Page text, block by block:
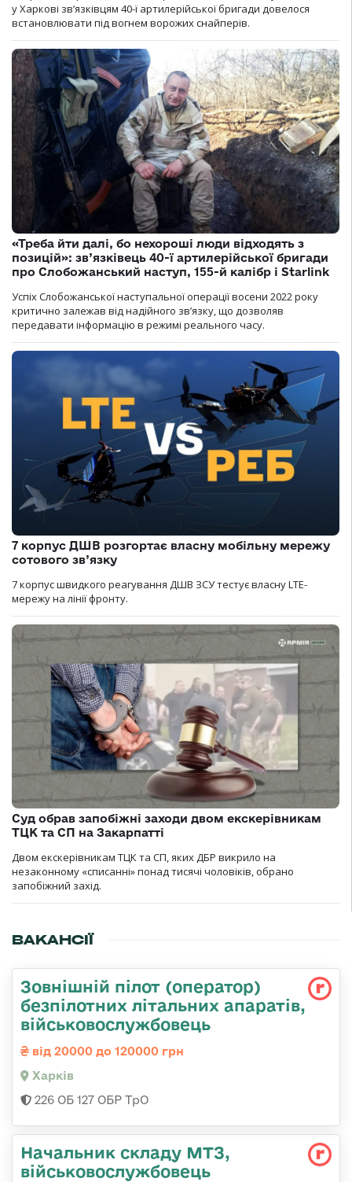
у Харкові зв’язківцям 40-ї артилерійської бригади довелося
встановлювати під вогнем ворожих снайперів.
«Треба йти далі, бо нехороші люди відходять з
позицій»: зв’язківець 40-ї артилерійської бригади
про Слобожанський наступ, 155-й калібр і Starlink
Успіх Слобожанської наступальної операції восени 2022 року
критично залежав від надійного зв’язку, що дозволяв
передавати інформацію в режимі реального часу.
7 корпус ДШВ розгортає власну мобільну мережу
сотового зв’язку
7 корпус швидкого реагування ДШВ ЗСУ тестує власну LTE-
мережу на лінії фронту.
Суд обрав запобіжні заходи двом екскерівникам
ТЦК та СП на Закарпатті
Двом екскерівникам ТЦК та СП, яких ДБР викрило на
незаконному «списанні» понад тисячі чоловіків, обрано
запобіжний захід.
ВАКАНСІЇ
Зовнішній пілот (оператор)
безпілотних літальних апаратів,
військовослужбовець
від 20000 до 120000 грн
Харків
226 ОБ 127 ОБР ТрО
Начальник складу МТЗ,
військовослужбовець